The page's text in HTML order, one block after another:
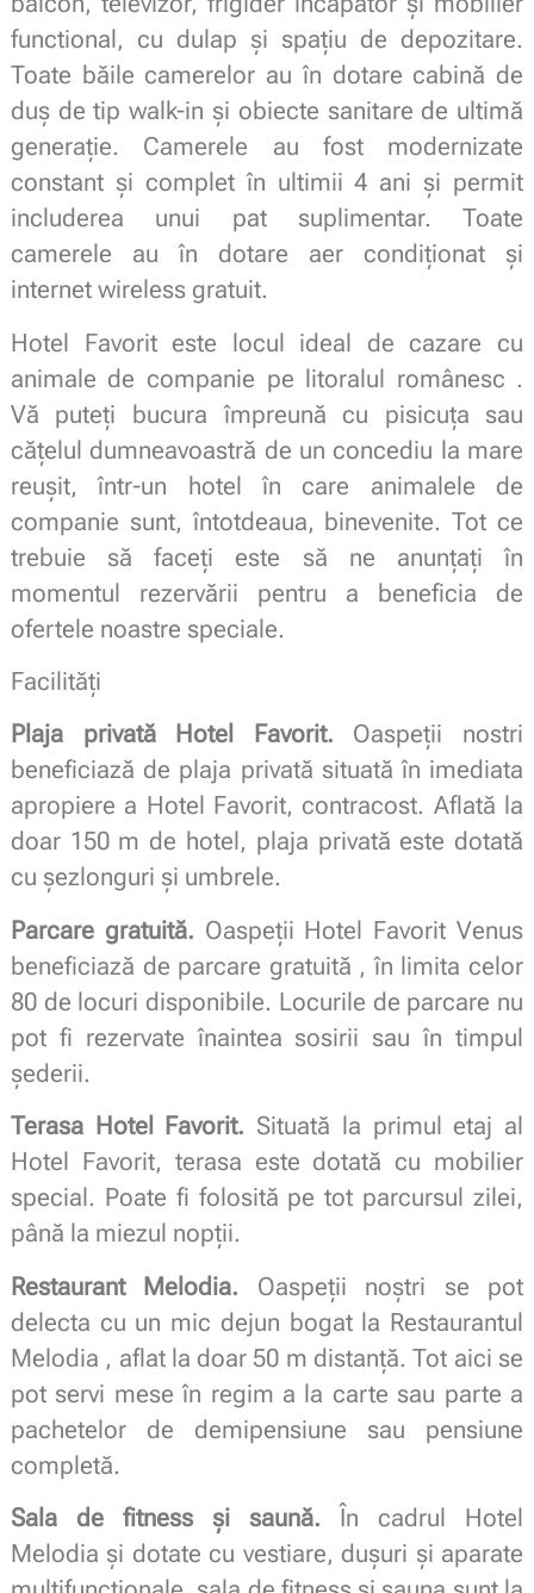
functional, cu dulap și spațiu de depozitare.
Toate băile camerelor au în dotare cabină de
duș de tip walk-in și obiecte sanitare de ultimă
generație. Camerele au fost modernizate
constant și complet în ultimii 4 ani și permit
includerea unui pat suplimentar. Toate
camerele au în dotare aer condiționat și
internet wireless gratuit.
Hotel Favorit este locul ideal de cazare cu
animale de companie pe litoralul românesc .
Vă puteți bucura împreună cu pisicuța sau
cățelul dumneavoastră de un concediu la mare
reușit, într-un hotel în care animalele de
companie sunt, întotdeaua, binevenite. Tot ce
trebuie să faceți este să ne anunțați în
momentul rezervării pentru a beneficia de
ofertele noastre speciale.
Facilități
Plaja privată Hotel Favorit. Oaspeții nostri
beneficiază de plaja privată situată în imediata
apropiere a Hotel Favorit, contracost. Aflată la
doar 150 m de hotel, plaja privată este dotată
cu șezlonguri și umbrele.
Parcare gratuită. Oaspeții Hotel Favorit Venus
beneficiază de parcare gratuită , în limita celor
80 de locuri disponibile. Locurile de parcare nu
pot fi rezervate înaintea sosirii sau în timpul
șederii.
Terasa Hotel Favorit. Situată la primul etaj al
Hotel Favorit, terasa este dotată cu mobilier
special. Poate fi folosită pe tot parcursul zilei,
până la miezul nopții.
Restaurant Melodia. Oaspeții noștri se pot
delecta cu un mic dejun bogat la Restaurantul
Melodia , aflat la doar 50 m distanță. Tot aici se
pot servi mese în regim a la carte sau parte a
pachetelor de demipensiune sau pensiune
completă.
Sala de fitness și saună. În cadrul Hotel
Melodia și dotate cu vestiare, dușuri și aparate